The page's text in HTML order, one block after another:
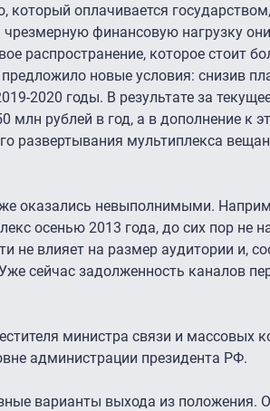
который оплачивается
финансовую нагрузку
распространение, которое стоит
новые условия: снизив
2020 годы. В результате за
рублей в год, а в дополнение к
развертывания мультиплекса
оказались невыполнимыми.
осенью 2013 года, до сих пор не
влияет на размер аудитории и,
сейчас задолженность каналов
министра связи и массовых
администрации президента РФ.
варианты выхода из положения.